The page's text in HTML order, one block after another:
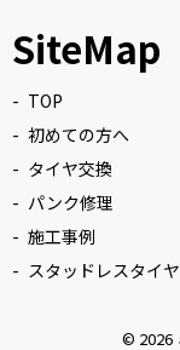
SiteMap
TOP
初めての方へ
タイヤ交換
パンク修理
施工事例
スタッドレスタイ
© 2026